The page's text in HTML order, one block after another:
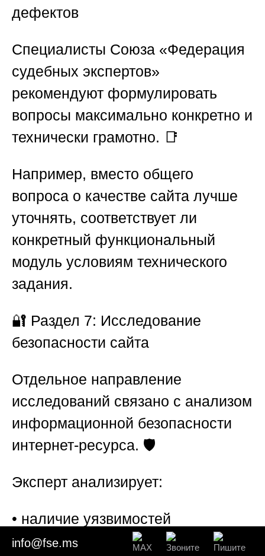
дефектов
Специалисты Союза «Федерация
судебных экспертов»
рекомендуют формулировать
вопросы максимально конкретно и
технически грамотно. 📑
Например, вместо общего
вопроса о качестве сайта лучше
уточнять, соответствует ли
конкретный функциональный
модуль условиям технического
задания.
🔐 Раздел 7: Исследование
безопасности сайта
Отдельное направление
исследований связано с анализом
информационной безопасности
интернет-ресурса. 🛡️
Эксперт анализирует:
• наличие уязвимостей
• вредоносный код
info@fse.ms